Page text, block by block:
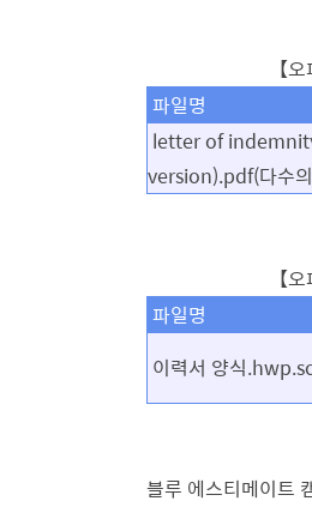
【
파일명
letter of
version).pdf(다수
【
파일명
이력서 양식
블루 에스티메이트